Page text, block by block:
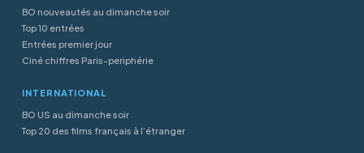
BO nouveautés au dimanche soir
Top 10 entrées
Entrées premier jour
Ciné chiffres Paris-periphérie
INTERNATIONAL
BO US au dimanche soir
Top 20 des films français à l’étranger